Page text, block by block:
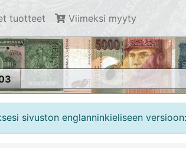
tuotteet Viimeksi myyty
sivuston englanninkieliseen versioon: